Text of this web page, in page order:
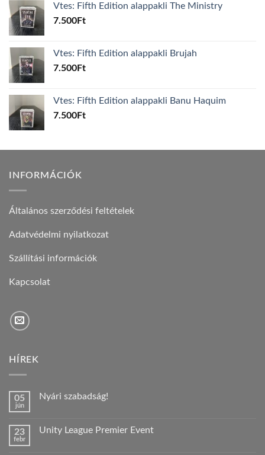
Vtes: Fifth Edition alappakli The Ministry
7.500Ft
Vtes: Fifth Edition alappakli Brujah
7.500Ft
Vtes: Fifth Edition alappakli Banu Haquim
7.500Ft
INFORMÁCIÓK
Általános szerződési feltételek
Adatvédelmi nyilatkozat
Szállítási információk
Kapcsolat
HÍREK
05
jún
Nyári szabadság!
Nyári
23
febr
Unity League Premier Event